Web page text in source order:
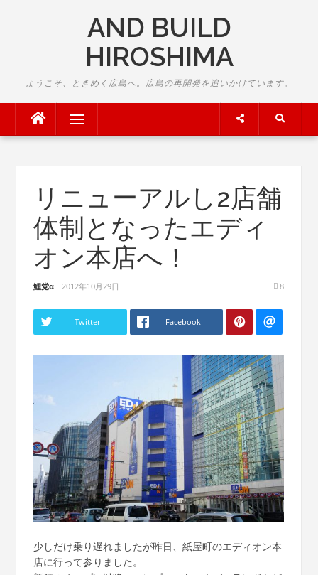
AND BUILD
HIROSHIMA
ようこそ、ときめく広島へ。広島の再開発を追いかけています。
Menu
リニューアルし2店舗
体制となったエディ
オン本店へ！
鯉党α 2012年10月29日 8
Twitter Facebook
少しだけ乗り遅れましたが昨日、紙屋町のエディオン本
店に行って参りました。